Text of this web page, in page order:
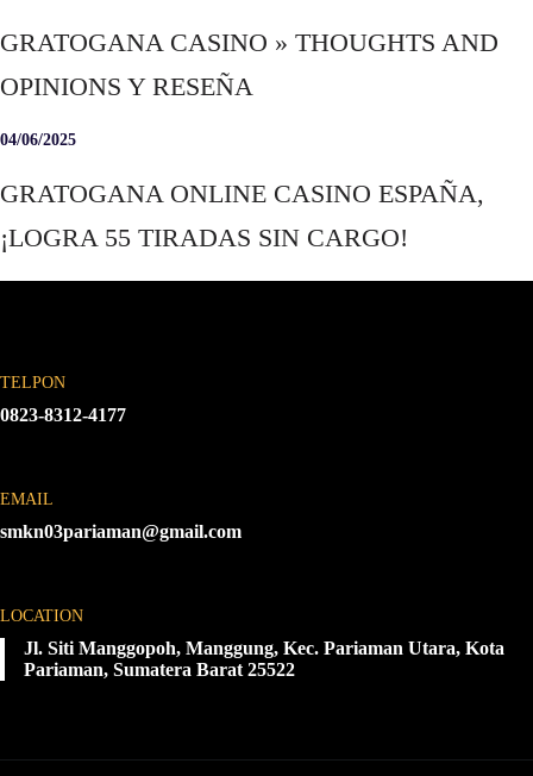
GRATOGANA CASINO » THOUGHTS AND
OPINIONS Y RESEÑA
04/06/2025
GRATOGANA ONLINE CASINO ESPAÑA,
¡LOGRA 55 TIRADAS SIN CARGO!
TELPON
0823-8312-4177
EMAIL
smkn03pariaman@gmail.com
LOCATION
Jl. Siti Manggopoh, Manggung, Kec. Pariaman Utara, Kota
Pariaman, Sumatera Barat 25522